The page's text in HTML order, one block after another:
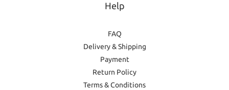
Help
FAQ
Delivery & Shipping
Payment
Return Policy
Terms & Conditions